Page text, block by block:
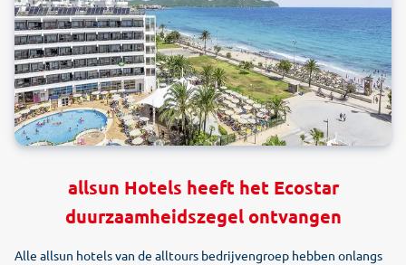
allsun Hotels heeft het Ecostar
duurzaamheidszegel ontvangen
Alle allsun hotels van de alltours bedrijvengroep hebben onlangs